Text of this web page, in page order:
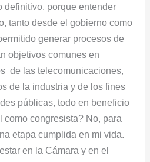
definitivo, porque entender
tanto desde el gobierno como
generar procesos de
objetivos comunes en
de las telecomunicaciones,
de la industria y de los fines
públicas, todo en beneficio
como congresista? No, para
etapa cumplida en mi vida.
en la Cámara y en el